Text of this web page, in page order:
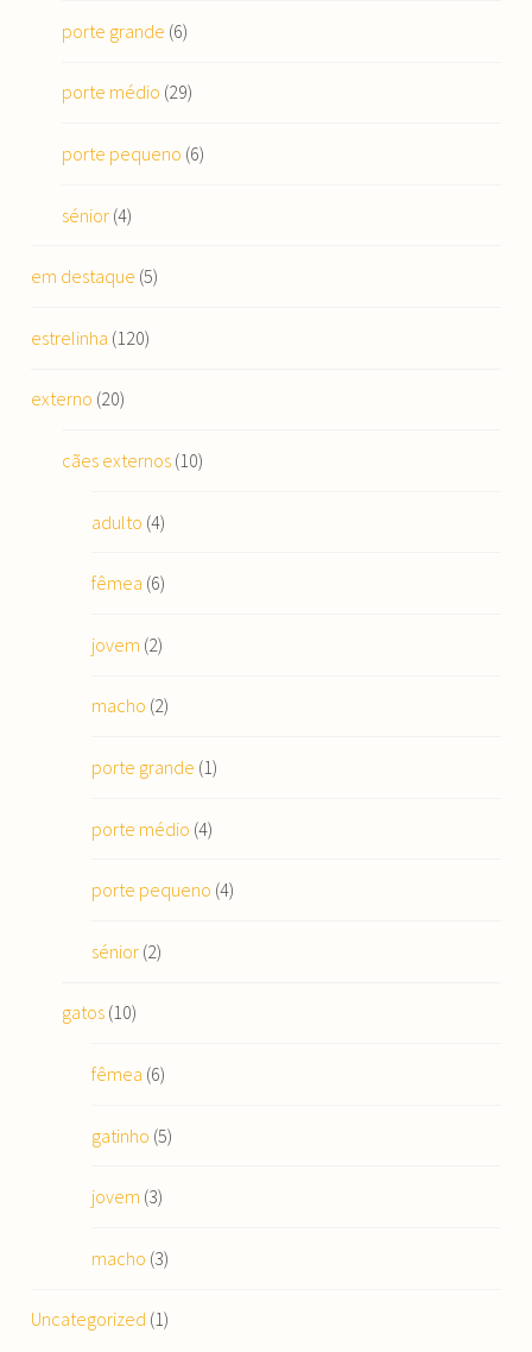
porte grande (6)
porte médio (29)
porte pequeno (6)
sénior(4)
em destaque (5)
estrelinha (120)
externo (20)
cães externos(10)
adulto (4)
fêmea (6)
jovem (2)
macho (2)
porte grande (1)
porte médio (4)
porte pequeno (4)
sénior (2)
gatos(10)
fêmea (6)
gatinho (5)
jovem (3)
macho (3)
Uncategorized (1)